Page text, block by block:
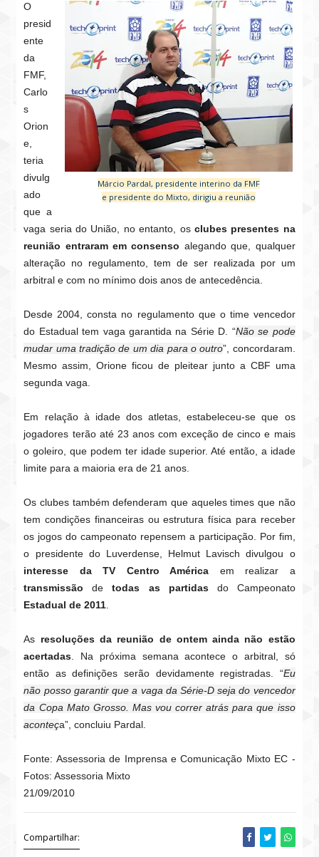
Márcio Pardal, presidente interino da FMF
e presidente do Mixto, dirigiu a reunião
O
presid
ente
da
FMF,
Carlo
s
Orion
e,
teria
divulg
ado
que a
vaga seria do União, no entanto, os clubes presentes na
reunião entraram em consenso alegando que, qualquer
alteração no regulamento, tem de ser realizada por um
arbitral e com no mínimo dois anos de antecedência.
Desde 2004, consta no regulamento que o time vencedor
do Estadual tem vaga garantida na Série D. “Não se pode
mudar uma tradição de um dia para o outro”, concordaram.
Mesmo assim, Orione ficou de pleitear junto a CBF uma
segunda vaga.
Em relação à idade dos atletas, estabeleceu-se que os
jogadores terão até 23 anos com exceção de cinco e mais
o goleiro, que podem ter idade superior. Até então, a idade
limite para a maioria era de 21 anos.
Os clubes também defenderam que aqueles times que não
tem condições financeiras ou estrutura física para receber
os jogos do campeonato repensem a participação. Por fim,
o presidente do Luverdense, Helmut Lavisch divulgou o
interesse da TV Centro América em realizar a
transmissão detodas as partidas do Campeonato
Estadual de 2011
As resoluções da reunião de ontem ainda não estão
acertadas . Na próxima semana acontece o arbitral, só
então as definições serão devidamente registradas. “Eu
não posso garantir que a vaga da Série-D seja do vencedor
da Copa Mato Grosso. Mas vou correr atrás para que isso
aconteça”, concluiu Pardal.
Fonte: Assessoria de Imprensa e Comunicação Mixto EC -
Fotos: Assessoria Mixto
21/09/2010
Compartilhar: